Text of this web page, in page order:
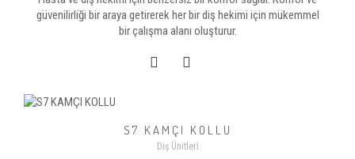
güvenilirliği bir araya getirerek her bir diş hekimi için mükemmel
bir çalışma alanı oluşturur.
S7 KAMÇI KOLLU
Diş Ünitleri